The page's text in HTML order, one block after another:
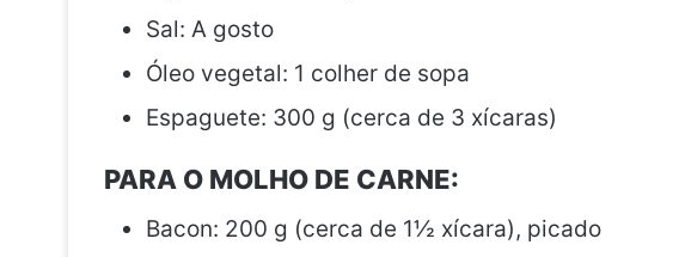
Sal: A gosto
Óleo vegetal: 1 colher de sopa
Espaguete: 300 g (cerca de 3 xícaras)
PARA O MOLHO DE CARNE:
Bacon: 200 g (cerca de 1½ xícara), picado